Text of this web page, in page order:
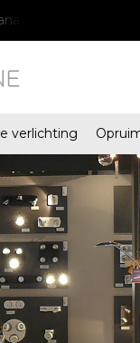
Zaandam
verlichting